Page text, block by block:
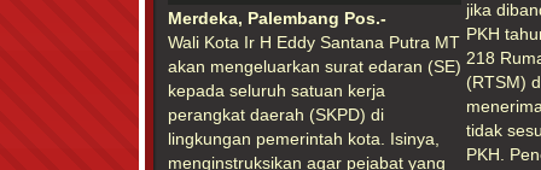
Merdeka, Palembang Pos.-
Wali Kota Ir H Eddy Santana Putra MT
akan mengeluarkan surat edaran (SE)
kepada seluruh satuan kerja
perangkat daerah (SKPD) di
lingkungan pemerintah kota. Isinya,
menginstruksikan agar pejabat yang
jika
PKH
218
(RTSM)
tidak
PKH.